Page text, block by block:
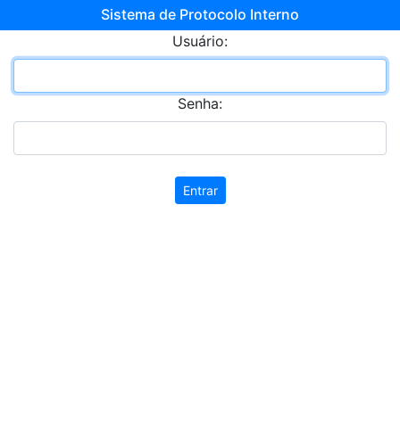
Sistema de Protocolo Interno
Usuário:
Senha:
Entrar